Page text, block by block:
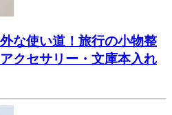
な使い道！旅行の小物整
クセサリー・文庫本入れ